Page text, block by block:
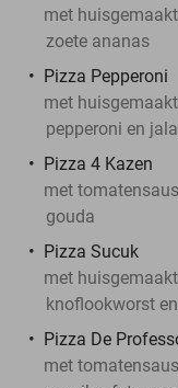
met
zoete ananas
Pizza Pepperoni
met
pepperoni en
Pizza 4 Kazen
met
gouda
Pizza Sucuk
met
knoflookworst
Pizza De
met